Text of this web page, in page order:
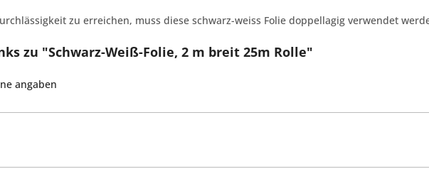
zu erreichen, muss diese schwarz-weiss Folie doppellagig verwendet
zu "Schwarz-Weiß-Folie, 2 m breit 25m Rolle"
angaben